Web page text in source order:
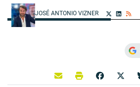
JOSÉ ANTONIO VIZNER